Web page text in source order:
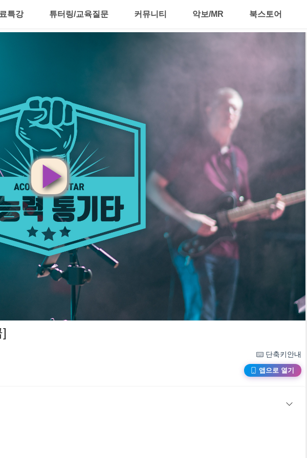
특강 튜터링/교육질문 커뮤니티 악보/MR 북스토어
영
상
재
생
단축키안내
앱으로 열기